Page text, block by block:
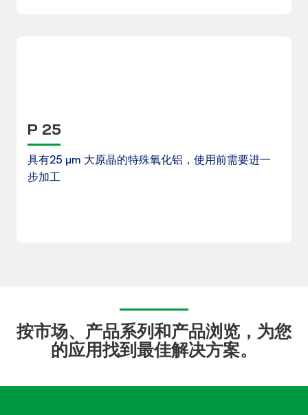
P 25
具有25 µm 大原晶的特殊氧化铝，使用前需要进一
步加工
按市场、产品系列和产品浏览，为您
的应用找到最佳解决方案。